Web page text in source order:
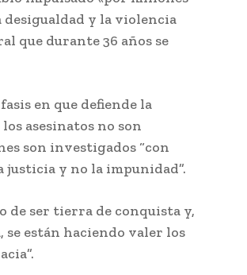
y la violencia
que durante 36 años se
en que defiende la
asesinatos no son
son investigados “con
y no la impunidad”.
de ser tierra de conquista y,
se están haciendo valer los